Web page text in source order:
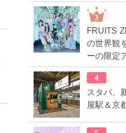
3
FRUITS
の世界観
ーの限定
4
スタバ、
屋駅＆京